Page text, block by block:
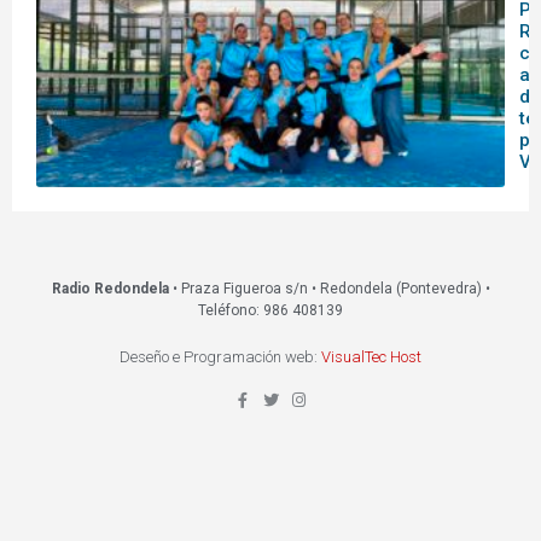
da
Radio Redondela• Praza Figueroa s/n • Redondela (Pontevedra) •
Teléfono: 986 408139
Deseño e Programación web: VisualTec Host